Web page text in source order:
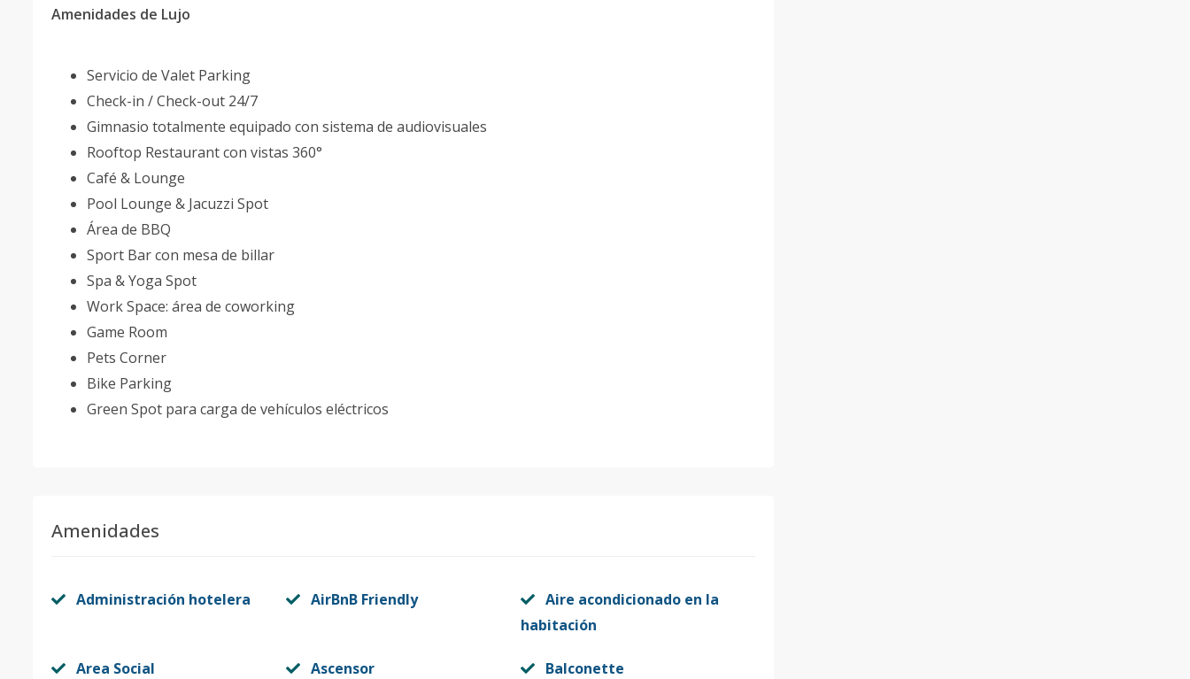
Amenidades de Lujo
Servicio de Valet Parking
Check-in / Check-out 24/7
Gimnasio totalmente equipado con sistema de audiovisuales
Rooftop Restaurant con vistas 360°
Café & Lounge
Pool Lounge & Jacuzzi Spot
Área de BBQ
Sport Bar con mesa de billar
Spa & Yoga Spot
Work Space: área de coworking
Game Room
Pets Corner
Bike Parking
Green Spot para carga de vehículos eléctricos
Amenidades
Administración hotelera AirBnB Friendly
Aire acondicionado en la
habitación
Area Social Ascensor Balconette